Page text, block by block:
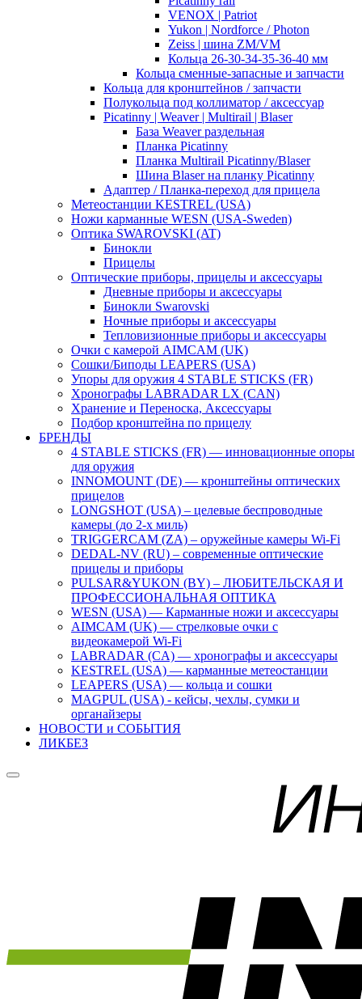
VENOX | Patriot
Yukon | Nordforce / Photon
Zeiss | шина ZM/VM
Кольца 26-30-34-35-36-40 мм
Кольца сменные-запасные и запчасти
Кольца для кронштейнов / запчасти
Полукольца под коллиматор / аксессуар
Picatinny | Weaver | Multirail | Blaser
База Weaver раздельная
Планка Picatinny
Планка Multirail Picatinny/Blaser
Шина Blaser на планку Picatinny
Адаптер / Планка-переход для прицела
Метеостанции KESTREL (USA)
Ножи карманные WESN (USA-Sweden)
Оптика SWAROVSKI (AT)
Бинокли
Прицелы
Оптические приборы, прицелы и аксессуары
Дневные приборы и аксессуары
Бинокли Swarovski
Ночные приборы и аксессуары
Тепловизионные приборы и аксессуары
Очки с камерой AIMCAM (UK)
Сошки/Биподы LEAPERS (USA)
Упоры для оружия 4 STABLE STICKS (FR)
Хронографы LABRADAR LX (CAN)
Хранение и Переноска, Аксессуары
Подбор кронштейна по прицелу
БРЕНДЫ
4 STABLE STICKS (FR) — инновационные опоры
для оружия
INNOMOUNT (DE) — кронштейны оптических
прицелов
LONGSHOT (USA) – целевые беспроводные
камеры (до 2-х миль)
TRIGGERCAM (ZA) – оружейные камеры Wi-Fi
DEDAL-NV (RU) – современные оптические
прицелы и приборы
PULSAR&YUKON (BY) – ЛЮБИТЕЛЬСКАЯ И
ПРОФЕССИОНАЛЬНАЯ ОПТИКА
WESN (USA) — Карманные ножи и аксессуары
AIMCAM (UK) — стрелковые очки с
видеокамерой Wi-Fi
LABRADAR (CA) — хронографы и аксессуары
KESTREL (USA) — карманные метеостанции
LEAPERS (USA) — кольца и сошки
MAGPUL (USA) - кейсы, чехлы, сумки и
органайзеры
НОВОСТИ и СОБЫТИЯ
ЛИКБЕЗ